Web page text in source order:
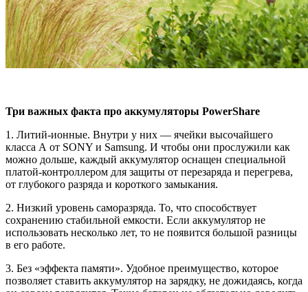
Три важных факта про аккумуляторы PowerShare
1. Литий-ионные. Внутри у них — ячейки высочайшего
класса А от SONY и Samsung. И чтобы они прослужили как
можно дольше, каждый аккумулятор оснащен специальной
платой-контроллером для защиты от перезаряда и перегрева,
от глубокого разряда и короткого замыкания.
2. Низкий уровень саморазряда. То, что способствует
сохранению стабильной емкости. Если аккумулятор не
использовать несколько лет, то не появится большой разницы
в его работе.
3. Без «эффекта памяти». Удобное преимущество, которое
позволяет ставить аккумулятор на зарядку, не дожидаясь, когда